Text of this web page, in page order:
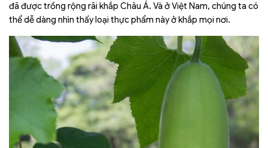
đã được trồng rộng rãi khắp Châu Á. Và ở Việt Nam, chúng ta có
thể dễ dàng nhìn thấy loại thực phẩm này ở khắp mọi nơi.